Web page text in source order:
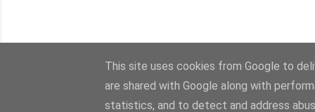
This site uses cookies from Google to
are shared with Google along with
statistics, and to detect and address